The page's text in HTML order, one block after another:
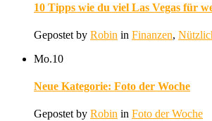
10 Tipps wie du viel Las Vegas für
Gepostet by Robin in Finanzen,
Mo.10
Neue Kategorie: Foto der Woche
Gepostet by Robin in Foto der Woche